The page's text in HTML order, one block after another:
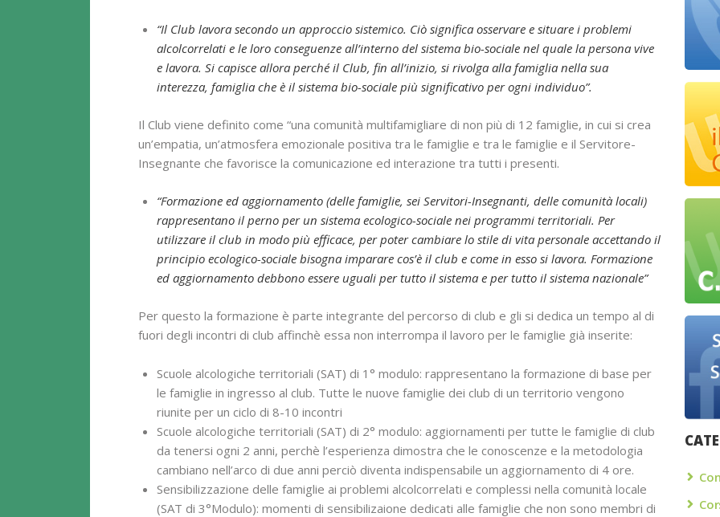
“Il Club lavora secondo un approccio sistemico. Ciò significa osservare e situare i problemi
alcolcorrelati e le loro conseguenze all’interno del sistema bio-sociale nel quale la persona vive
e lavora. Si capisce allora perché il Club, fin all’inizio, si rivolga alla famiglia nella sua
interezza, famiglia che è il sistema bio-sociale più significativo per ogni individuo”.
Il Club viene definito come “una comunità multifamigliare di non più di 12 famiglie, in cui si crea
un’empatia, un’atmosfera emozionale positiva tra le famiglie e tra le famiglie e il Servitore-
Insegnante che favorisce la comunicazione ed interazione tra tutti i presenti.
“Formazione ed aggiornamento (delle famiglie, sei Servitori-Insegnanti, delle comunità locali)
rappresentano il perno per un sistema ecologico-sociale nei programmi territoriali. Per
utilizzare il club in modo più efficace, per poter cambiare lo stile di vita personale accettando il
principio ecologico-sociale bisogna imparare cos’è il club e come in esso si lavora. Formazione
ed aggiornamento debbono essere uguali per tutto il sistema e per tutto il sistema nazionale”
Per questo la formazione è parte integrante del percorso di club e gli si dedica un tempo al di
fuori degli incontri di club affinchè essa non interrompa il lavoro per le famiglie già inserite:
Scuole alcologiche territoriali (SAT) di 1° modulo: rappresentano la formazione di base per
le famiglie in ingresso al club. Tutte le nuove famiglie dei club di un territorio vengono
riunite per un ciclo di 8-10 incontri
Scuole alcologiche territoriali (SAT) di 2° modulo: aggiornamenti per tutte le famiglie di club
da tenersi ogni 2 anni, perchè l’esperienza dimostra che le conoscenze e la metodologia
cambiano nell’arco di due anni perciò diventa indispensabile un aggiornamento di 4 ore.
Sensibilizzazione delle famiglie ai problemi alcolcorrelati e complessi nella comunità locale
(SAT di 3°Modulo): momenti di sensibilizaione dedicati alle famiglie che non sono membri di